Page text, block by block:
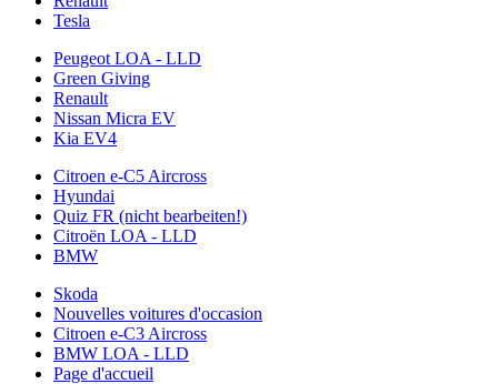
Tesla
Peugeot LOA - LLD
Green Giving
Renault
Nissan Micra EV
Kia EV4
Citroen e-C5 Aircross
Hyundai
Quiz FR (nicht bearbeiten!)
Citroën LOA - LLD
BMW
Skoda
Nouvelles voitures d'occasion
Citroen e-C3 Aircross
BMW LOA - LLD
Page d'accueil